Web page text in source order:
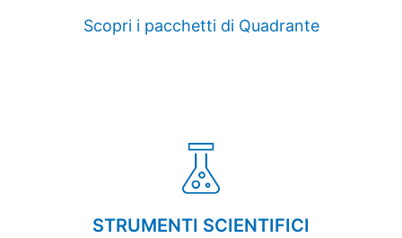
Scopri i pacchetti di Quadrante
STRUMENTI SCIENTIFICI